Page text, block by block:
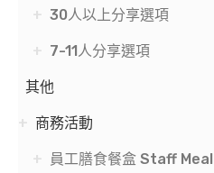
30人以上分享選項
7-11人分享選項
其他
商務活動
員工膳食餐盒 Staff Meal